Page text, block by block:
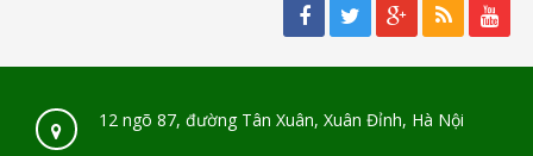
12 ngõ 87, đường Tân Xuân, Xuân Đỉnh, Hà Nội